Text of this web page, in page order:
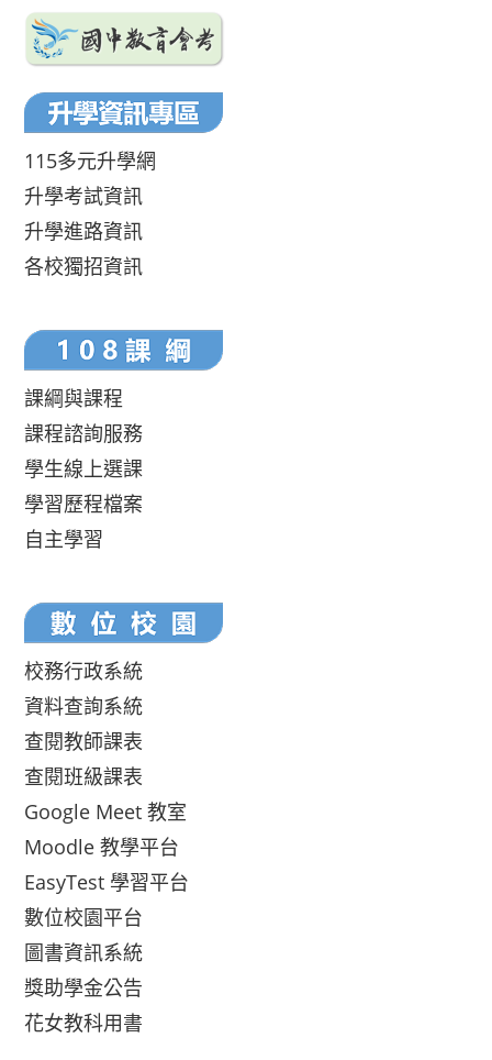
115多元升學網
升學考試資訊
升學進路資訊
各校獨招資訊
課綱與課程
課程諮詢服務
學生線上選課
學習歷程檔案
自主學習
校務行政系統
資料查詢系統
查閱教師課表
查閱班級課表
Google Meet 教室
Moodle 教學平台
EasyTest 學習平台
數位校園平台
圖書資訊系統
獎助學金公告
花女教科用書